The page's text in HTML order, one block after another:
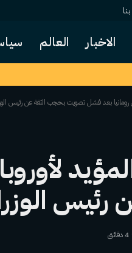
الاخبار العالم
في رومانيا بعد فشل تصويت بحجب الثقة عن رئيس
المؤيد
4 دقائق